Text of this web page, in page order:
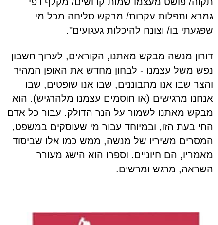
גמרא ותפלות עקרות/ מבקש סליחה מכל מי
שפגעתי בו/ וצונח להיכלות געגועים".
דורון מנשה מבקש מאתנו, הקוראים, לערוך חשבון
נפש משל עצמנו - לבחון מחדש את האופן המהיר
והצר שבו אנו מתבוננים, שבו אנו שופטים, שבו
אנחנו מרגישים (או חוסמים עצמנו מלהרגיש). הוא
מבקש מאתנו לשמור על הנר הדולק. עבור כל אדם
החי בעת הזו, ובמיוחד עבור מי שעוסקים במשפט,
המסרים משיריו של מנשה, ממש כמו אלו שביסוד
מאמריו, הם חיוניים. וספרו הוא הישג מעורר
השראה, מרגש ומרשים.